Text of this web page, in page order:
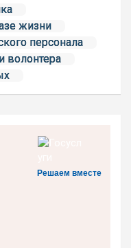
жизни
персонала
волонтера
Решаем вместе